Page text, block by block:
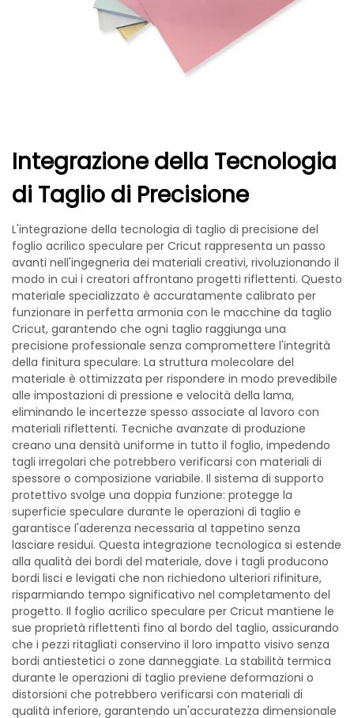
Integrazione della Tecnologia
di Taglio di Precisione
L'integrazione della tecnologia di taglio di precisione del
foglio acrilico speculare per Cricut rappresenta un passo
avanti nell'ingegneria dei materiali creativi, rivoluzionando il
modo in cui i creatori affrontano progetti riflettenti. Questo
materiale specializzato è accuratamente calibrato per
funzionare in perfetta armonia con le macchine da taglio
Cricut, garantendo che ogni taglio raggiunga una
precisione professionale senza compromettere l'integrità
della finitura speculare. La struttura molecolare del
materiale è ottimizzata per rispondere in modo prevedibile
alle impostazioni di pressione e velocità della lama,
eliminando le incertezze spesso associate al lavoro con
materiali riflettenti. Tecniche avanzate di produzione
creano una densità uniforme in tutto il foglio, impedendo
tagli irregolari che potrebbero verificarsi con materiali di
spessore o composizione variabile. Il sistema di supporto
protettivo svolge una doppia funzione: protegge la
superficie speculare durante le operazioni di taglio e
garantisce l'aderenza necessaria al tappetino senza
lasciare residui. Questa integrazione tecnologica si estende
alla qualità dei bordi del materiale, dove i tagli producono
bordi lisci e levigati che non richiedono ulteriori rifiniture,
risparmiando tempo significativo nel completamento del
progetto. Il foglio acrilico speculare per Cricut mantiene le
sue proprietà riflettenti fino al bordo del taglio, assicurando
che i pezzi ritagliati conservino il loro impatto visivo senza
bordi antiestetici o zone danneggiate. La stabilità termica
durante le operazioni di taglio previene deformazioni o
distorsioni che potrebbero verificarsi con materiali di
qualità inferiore, garantendo un'accuratezza dimensionale